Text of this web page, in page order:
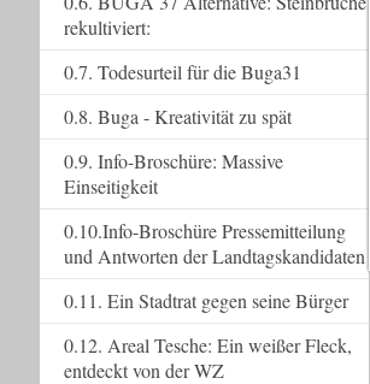
rekultiviert:
0.7. Todesurteil für die Buga31
0.8. Buga - Kreativität zu spät
0.9. Info-Broschüre: Massive
Einseitigkeit
0.10.Info-Broschüre Pressemitteilung
und Antworten der Landtagskandidaten
0.11. Ein Stadtrat gegen seine Bürger
0.12. Areal Tesche: Ein weißer Fleck,
entdeckt von der WZ